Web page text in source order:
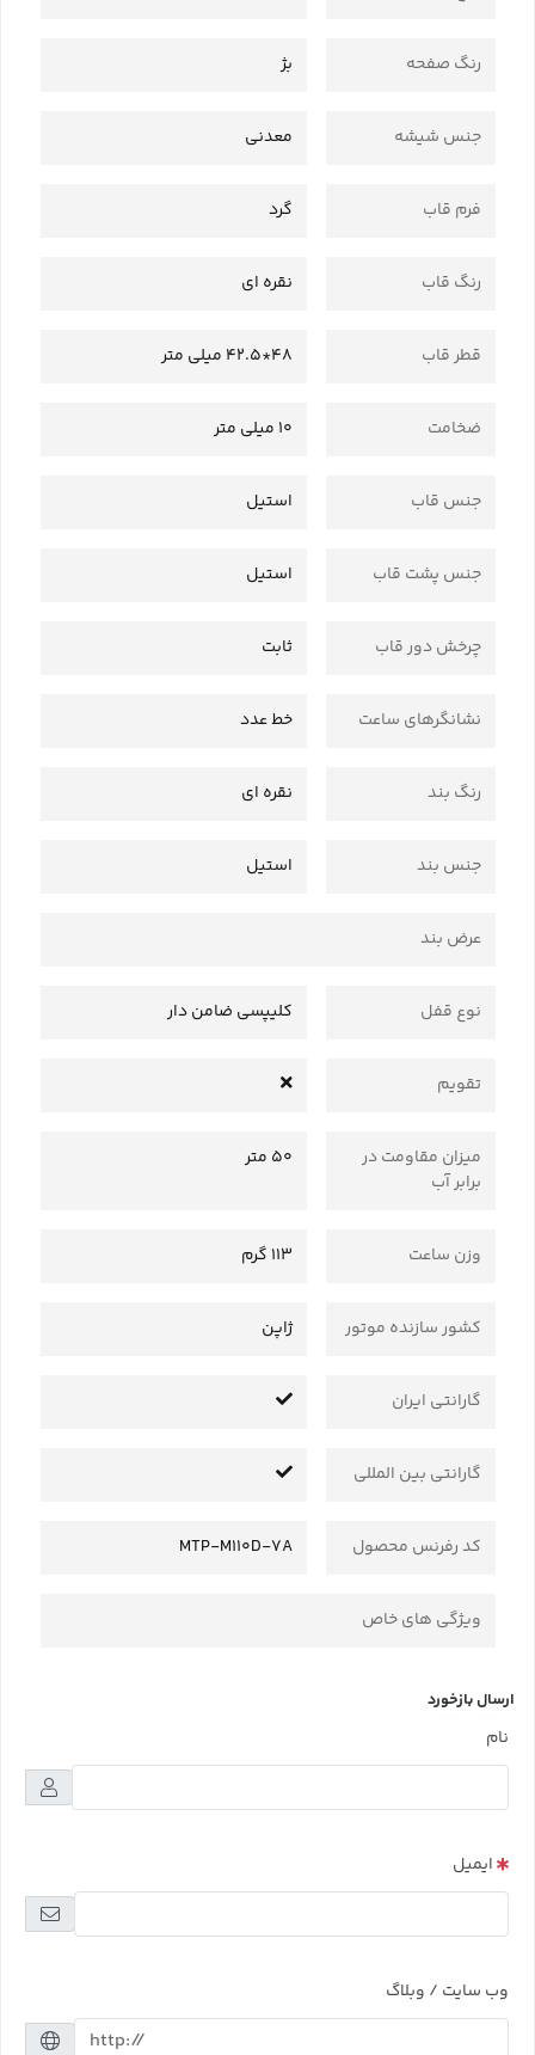
رنگ صفحه بژ
جنس شیشه معدنی
فرم قاب گرد
رنگ قاب نقره ای
قطر قاب 48*42.5 میلی متر
ضخامت 10 میلی متر
جنس قاب استیل
جنس پشت قاب استیل
چرخش دور قاب ثابت
نشانگرهای ساعت خط عدد
رنگ بند نقره ای
جنس بند استیل
عرض بند
نوع قفل کلیپسی ضامن دار
تقویم
میزان مقاومت در
برابر آب
50 متر
وزن ساعت 113 گرم
کشور سازنده موتور ژاپن
گارانتی ایران
گارانتی بین المللی
کد رفرنس محصول MTP-M110D-7A
ویژگی های خاص
ارسال بازخورد
نام
ایمیل
وب سایت / وبلاگ